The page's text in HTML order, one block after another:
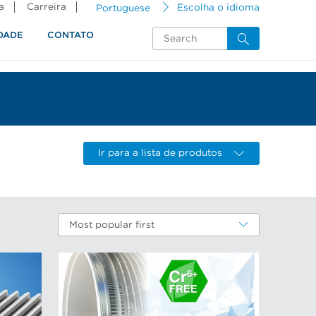
Portuguese Escolha o idioma
Carreira
CONTATO
Ir para a lista de produtos
Most popular first